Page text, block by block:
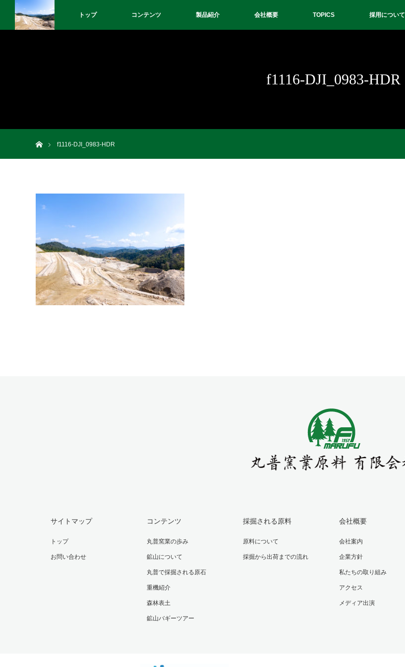
トップ コンテンツ 製品紹介 会社概要 TOPICS 採用について
f1116-DJI_0983-HDR
f1116-DJI_0983-HDR
サイトマップ
トップ
お問い合わせ
コンテンツ
丸普窯業の歩み
鉱山について
丸普で採掘される原石
重機紹介
森林表土
鉱山バギーツアー
採掘される原料
原料について
採掘から出荷までの流れ
会社概要
会社案内
企業方針
私たちの取り組み
アクセス
メディア出演